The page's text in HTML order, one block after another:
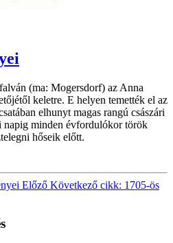
(ma: Mogersdorf) az Anna
keletre. E helyen temették el az
elhunyt magas rangú császári
napig minden évfordulókor török
hőseik előtt.
Előző Következő cikk: 1705-ös